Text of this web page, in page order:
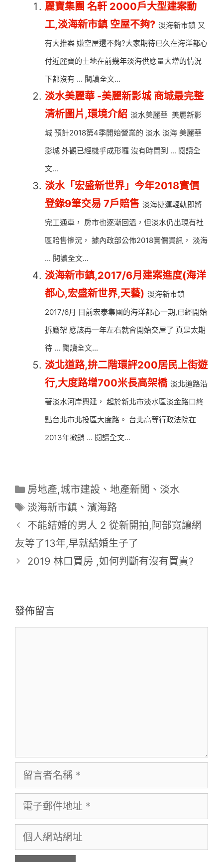
麗寶集團 名軒 2000戶大型建案動
工,淡海新市鎮 空屋不夠? 淡海新市鎮 又
有大推案 嫌空屋還不夠?大家期待已久在海洋都心
付近麗寶的土地在前幾年淡海供應量大增的情況
下都沒有 ... 閱讀全文...
淡水美麗華 -美麗新影城 商城最完整
清析圖片,環境介紹 淡水美麗華 美麗新影
城 預計2018第4季開始營業的 淡水 淡海 美麗華
影城 外觀已經機乎成形囉 沒有時間到 ... 閱讀全
文...
淡水「宏盛新世界」今年2018實價
登錄9筆交易 7戶賠售 淡海捷運輕軌即將
完工通車， 房市也逐漸回溫，但淡水仍出現有社
區賠售慘況， 據內政部公佈2018實價資訊， 淡海
... 閱讀全文...
淡海新市鎮,2017/6月建案進度(海洋
都心,宏盛新世界,天藝) 淡海新市鎮
2017/6月 目前宏泰集團的海洋都心一期,已經開始
拆鷹架 應該再一年左右就會開始交屋了 真是太期
待 ... 閱讀全文...
淡北道路,拚二階環評200居民上街遊
行,大度路增700米長高架橋 淡北道路沿
著淡水河岸興建， 起於新北市淡水區淡金路口終
點台北市北投區大度路。 台北高等行政法院在
2013年撤銷 ... 閱讀全文...
分
類
房地產,城市建設 、 地產新聞 、 淡水
標
籤
淡海新市鎮 、 濱海路
不能結婚的男人 2 從新開拍,阿部寬讓網
友等了13年,早就結婚生子了
2019 林口買房 ,如何判斷有沒有買貴?
發佈留言
留
言
者
名
電
子
郵
件
個
人